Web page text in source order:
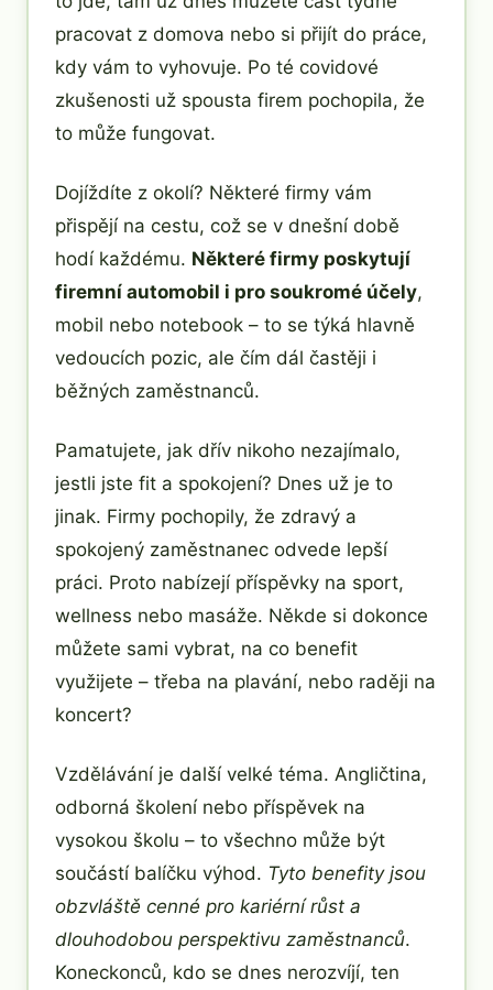
pracovat z domova nebo si přijít do práce,
kdy vám to vyhovuje. Po té covidové
zkušenosti už spousta firem pochopila, že
to může fungovat.
Dojíždíte z okolí? Některé firmy vám
přispějí na cestu, což se v dnešní době
hodí každému. Některé firmy poskytují
firemní automobil i pro soukromé účely,
mobil nebo notebook – to se týká hlavně
vedoucích pozic, ale čím dál častěji i
běžných zaměstnanců.
Pamatujete, jak dřív nikoho nezajímalo,
jestli jste fit a spokojení? Dnes už je to
jinak. Firmy pochopily, že zdravý a
spokojený zaměstnanec odvede lepší
práci. Proto nabízejí příspěvky na sport,
wellness nebo masáže. Někde si dokonce
můžete sami vybrat, na co benefit
využijete – třeba na plavání, nebo raději na
koncert?
Vzdělávání je další velké téma. Angličtina,
odborná školení nebo příspěvek na
vysokou školu – to všechno může být
součástí balíčku výhod. Tyto benefity jsou
obzvláště cenné pro kariérní růst a
dlouhodobou perspektivu zaměstnanců.
Koneckonců, kdo se dnes nerozvíjí, ten